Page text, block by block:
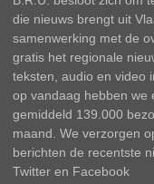
die nieuws brengt uit
samenwerking met de
gratis het regionale
teksten, audio en video
op vandaag hebben we
gemiddeld 139.000
maand. We verzorgen
berichten de recentste
Twitter en Facebook